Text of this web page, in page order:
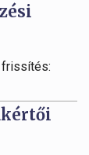
frissítés: